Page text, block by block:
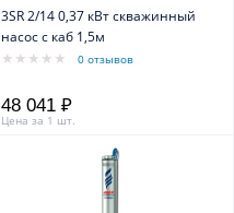
3SR 2/14 0,37 кВт скважинный
насос с каб 1,5м
0 отзывов
48 041 ₽
Цена за 1 шт.